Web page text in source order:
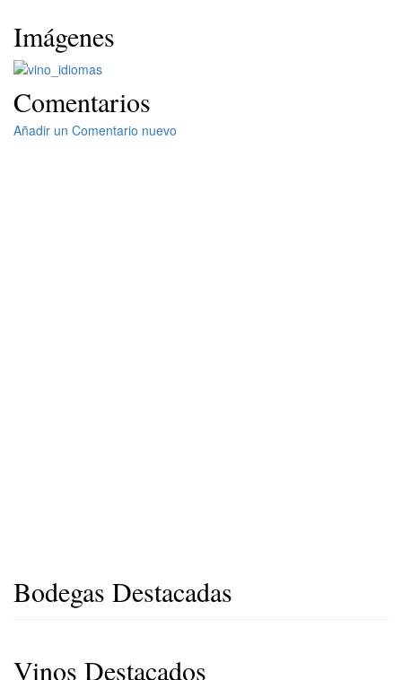
Imágenes
Comentarios
Añadir un Comentario nuevo
Bodegas Destacadas
Vinos Destacados